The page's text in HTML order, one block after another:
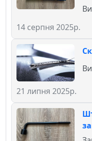
14 серпня 2025р.
21 липня 2025р.